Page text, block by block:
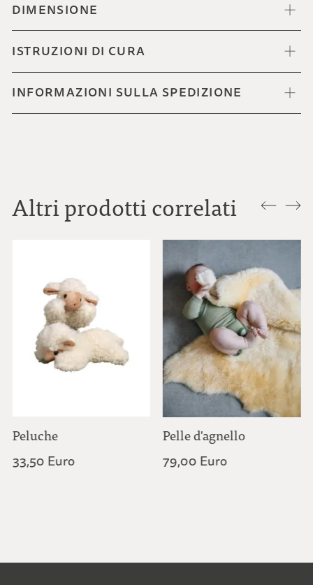
DIMENSIONE
ISTRUZIONI DI CURA
INFORMAZIONI SULLA SPEDIZIONE
Altri prodotti correlati
Peluche
33,50 Euro
Pelle d'agnello
79,00 Euro